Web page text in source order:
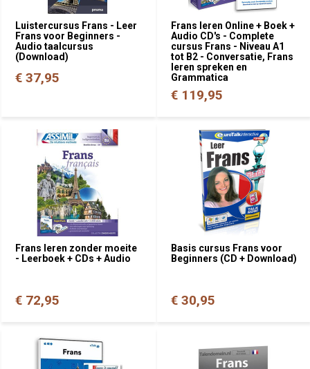
Luistercursus Frans - Leer
Frans voor Beginners -
Audio taalcursus
(Download)
€ 37,95
Frans leren Online + Boek +
Audio CD's - Complete
cursus Frans - Niveau A1
tot B2 - Conversatie, Frans
leren spreken en
Grammatica
€ 119,95
Frans leren zonder moeite
- Leerboek + CDs + Audio
€ 72,95
Basis cursus Frans voor
Beginners (CD + Download)
€ 30,95